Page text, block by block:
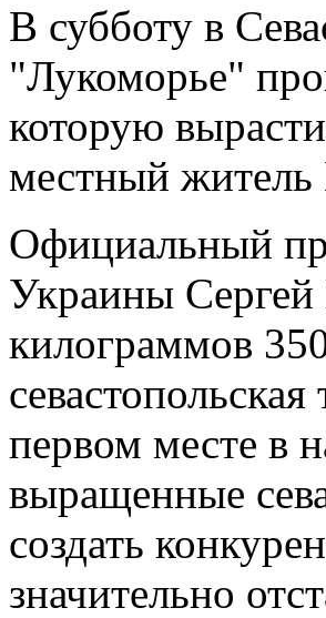
В субботу в
"Лукоморье"
которую
местный житель
Официальный
Украины Сергей
килограммов
первом месте в
выращенные
создать
значительно